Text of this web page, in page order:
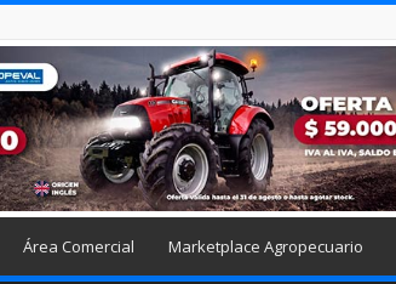
Área Comercial Marketplace Agropecuario